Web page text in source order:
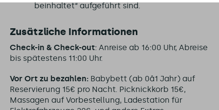
beinhaltet“ aufgeführt sind.
Zusätzliche Informationen
Check-in & Check-out: Anreise ab 16:00 Uhr, Abreise
bis spätestens 11:00 Uhr.
Vor Ort zu bezahlen: Babybett (ab 0â1 Jahr) auf
Reservierung 15€ pro Nacht. Picknickkorb 15€,
Massagen auf Vorbestellung, Ladestation für